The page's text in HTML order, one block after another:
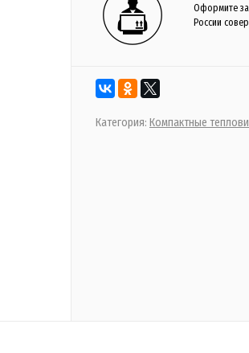
Оформите
России
Категория: Компактные